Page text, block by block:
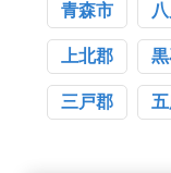
検査員資格をお
実力を評価する
です。 ＜働き
上です。シフト
度の残業でワー
5〜6日の出勤が
青森市
上北郡
三戸郡